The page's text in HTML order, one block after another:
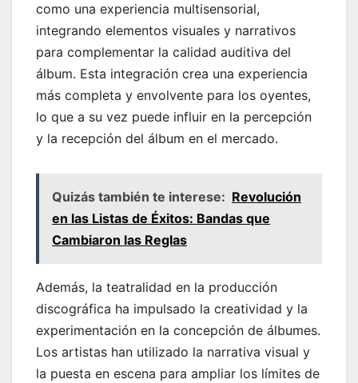
como una experiencia multisensorial,
integrando elementos visuales y narrativos
para complementar la calidad auditiva del
álbum. Esta integración crea una experiencia
más completa y envolvente para los oyentes,
lo que a su vez puede influir en la percepción
y la recepción del álbum en el mercado.
Quizás también te interese: Revolución
en las Listas de Éxitos: Bandas que
Cambiaron las Reglas
Además, la teatralidad en la producción
discográfica ha impulsado la creatividad y la
experimentación en la concepción de álbumes.
Los artistas han utilizado la narrativa visual y
la puesta en escena para ampliar los límites de